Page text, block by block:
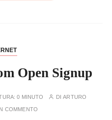
Open Signup
0 MINUTO DIARTURO
COMMENTO